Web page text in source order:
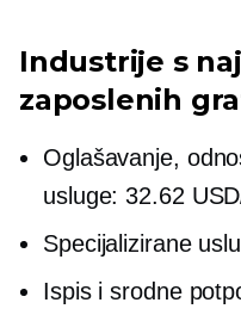
Industrije s
zaposlenih
Oglašavanje,
usluge: 32.62
Specijalizirane
Ispis i srodne